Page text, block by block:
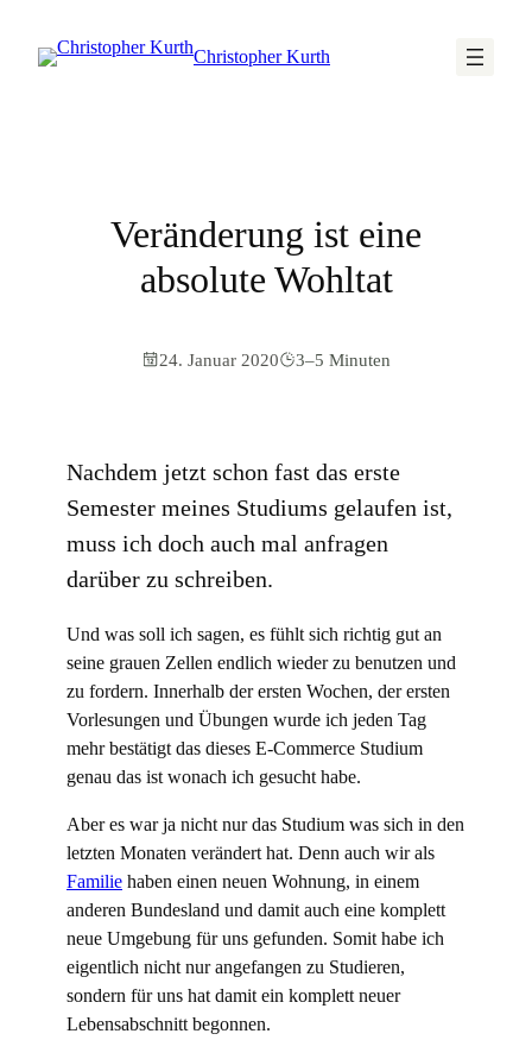
Christopher Kurth
Veränderung ist eine
absolute Wohltat
24. Januar 2020 3–5 Minuten
Nachdem jetzt schon fast das erste
Semester meines Studiums gelaufen ist,
muss ich doch auch mal anfragen
darüber zu schreiben.
Und was soll ich sagen, es fühlt sich richtig gut an
seine grauen Zellen endlich wieder zu benutzen und
zu fordern. Innerhalb der ersten Wochen, der ersten
Vorlesungen und Übungen wurde ich jeden Tag
mehr bestätigt das dieses E-Commerce Studium
genau das ist wonach ich gesucht habe.
Aber es war ja nicht nur das Studium was sich in den
letzten Monaten verändert hat. Denn auch wir als
Familie haben einen neuen Wohnung, in einem
anderen Bundesland und damit auch eine komplett
neue Umgebung für uns gefunden. Somit habe ich
eigentlich nicht nur angefangen zu Studieren,
sondern für uns hat damit ein komplett neuer
Lebensabschnitt begonnen.